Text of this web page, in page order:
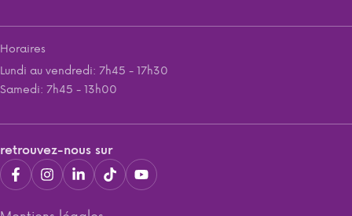
Horaires
Lundi au vendredi: 7h45 - 17h30
Samedi: 7h45 - 13h00
retrouvez-nous sur